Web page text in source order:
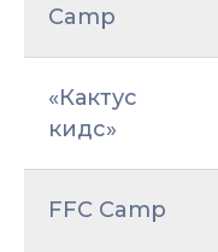
Camp
«Кактус
кидс»
FFC Camp